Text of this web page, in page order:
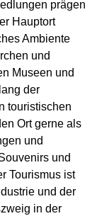
prägen
Hauptort
Ambiente
und
Museen und
der
touristischen
Ort gerne als
und
und
Tourismus ist
und der
in der